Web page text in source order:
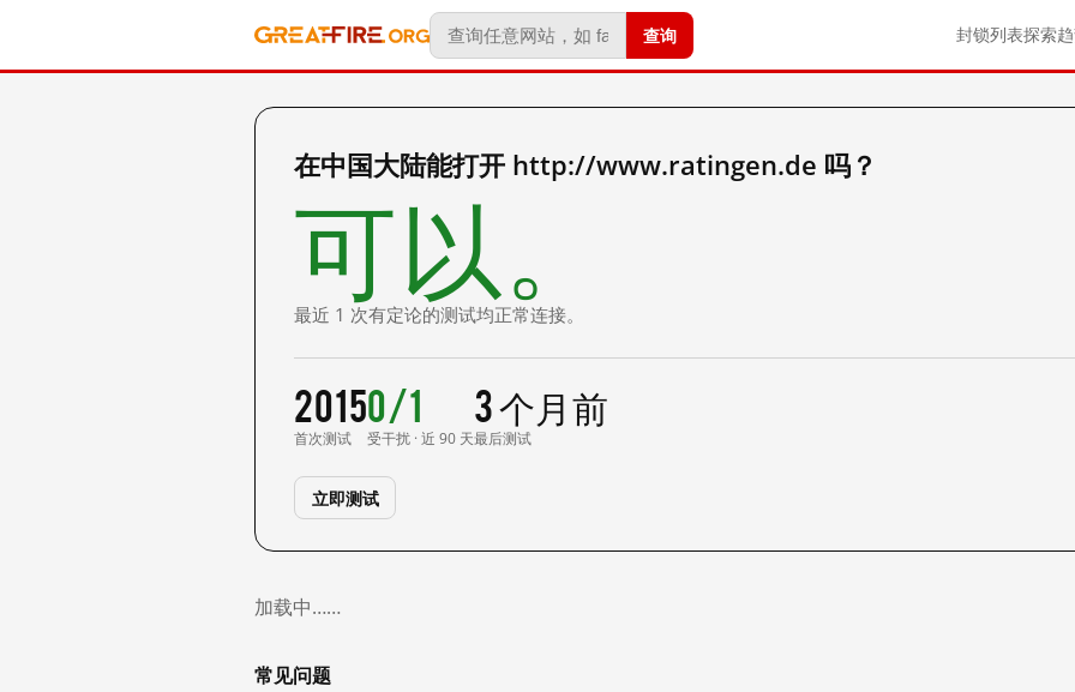
查询 封锁列表探索
在中国大陆能打开 http://www.ratingen.de 吗？
可以。
最近 1 次有定论的测试均正常连接。
2015
首次测试
0/1
受干扰 · 近 90 天
3 个月前
最后测试
立即测试
加载中……
常见问题